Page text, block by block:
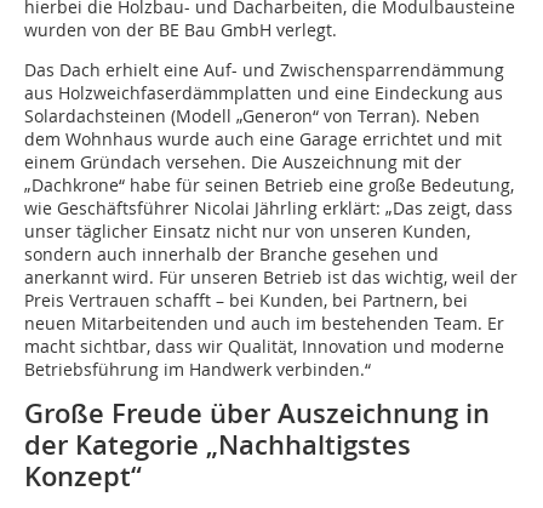
hierbei die Holzbau- und Dacharbeiten, die Modulbausteine
wurden von der BE Bau GmbH verlegt.
Das Dach erhielt eine Auf- und Zwischensparrendämmung
aus Holzweichfaserdämmplatten und eine Eindeckung aus
Solardachsteinen (Modell „Generon“ von Terran). Neben
dem Wohnhaus wurde auch eine Garage errichtet und mit
einem Gründach versehen. Die Auszeichnung mit der
„Dachkrone“ habe für seinen Betrieb eine große Bedeutung,
wie Geschäftsführer Nicolai Jährling erklärt: „Das zeigt, dass
unser täglicher Einsatz nicht nur von unseren Kunden,
sondern auch innerhalb der Branche gesehen und
anerkannt wird. Für unseren Betrieb ist das wichtig, weil der
Preis Vertrauen schafft – bei Kunden, bei Partnern, bei
neuen Mitarbeitenden und auch im bestehenden Team. Er
macht sichtbar, dass wir Qualität, Innovation und moderne
Betriebsführung im Handwerk verbinden.“
Große Freude über Auszeichnung in
der Kategorie „Nachhaltigstes
Konzept“